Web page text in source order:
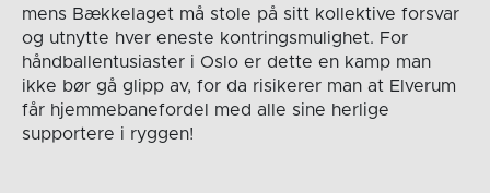
mens Bækkelaget må stole på sitt kollektive forsvar
og utnytte hver eneste kontringsmulighet. For
håndballentusiaster i Oslo er dette en kamp man
ikke bør gå glipp av, for da risikerer man at Elverum
får hjemmebanefordel med alle sine herlige
supportere i ryggen!